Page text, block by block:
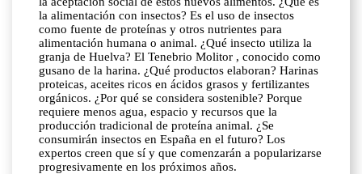
la alimentación con insectos? Es el uso de insectos
como fuente de proteínas y otros nutrientes para
alimentación humana o animal. ¿Qué insecto utiliza la
granja de Huelva? El Tenebrio Molitor , conocido como
gusano de la harina. ¿Qué productos elaboran? Harinas
proteicas, aceites ricos en ácidos grasos y fertilizantes
orgánicos. ¿Por qué se considera sostenible? Porque
requiere menos agua, espacio y recursos que la
producción tradicional de proteína animal. ¿Se
consumirán insectos en España en el futuro? Los
expertos creen que sí y que comenzarán a popularizarse
progresivamente en los próximos años.